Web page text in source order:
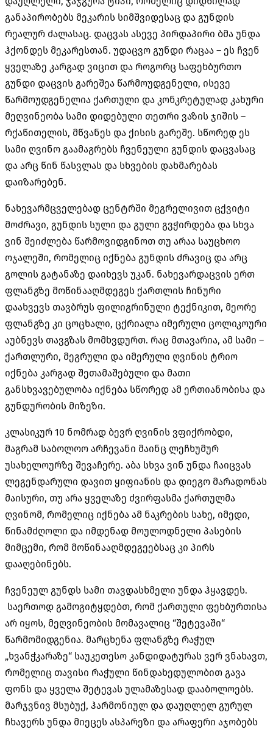
განაპირობებს მეკარის სიმშვიდესაც და გუნდის
რეალურ ძალასაც. დაცვას ასევე პირდაპირი ბმა უნდა
ჰქონდეს მეკარესთან. უდაცვო გუნდი რაცაა – ეს ჩვენ
ყველაზე კარგად ვიცით და როგორც საფეხბურთო
გუნდი დაცვის გარეშეა წარმოუდგენელი, ისევე
წარმოუდგენელია ქართული და კონკრეტულად კახური
მეღვინეობა სამი დიდებული თეთრი ვაზის ჯიშის –
რქაწითელის, მწვანეს და ქისის გარეშე. სწორედ ეს
სამი ღვინო გაამაგრებს ჩვენეული გუნდის დაცვასაც
და არც წინ წასვლას და სხვების დახმარებას
დაიზარებენ.
ნახევარმცველებად ცენტრში მეგრელივით ცქვიტი
მოძრავი, გუნდის სული და გული გვჭირდება და სხვა
ვინ შეიძლება წარმოვიდგინოთ თუ არაა საუცხოო
ოჯალეში, რომელიც იქნება გუნდის ძრავიც და არც
გოლის გატანაზე დაიხევს უკან. ნახევარდაცვის ერთ
ფლანგზე მოწინააღმდეგეს ქართლის ჩინური
დაახვევს თავბრუს ფილიგრინული ტექნიკით, მეორე
ფლანგზე კი ცოცხალი, ცქრიალა იმერული ცოლიკოური
აუბნევს თავგზას მომხვდურთ. რაც მთავარია, ამ სამი –
ქართლური, მეგრული და იმერული ღვინის ტრიო
იქნება კარგად შეთამაშებული და მათი
განსხვავებულობა იქნება სწორედ ამ ერთიანობისა და
გუნდურობის მიზეზი.
კლასიკურ 10 ნომრად ბევრ ღვინის ვფიქრობდი,
მაგრამ საბოლოო არჩევანი მაინც ლეჩხუმურ
უსახელოურზე შევაჩერე. აბა სხვა ვინ უნდა ჩაიცვას
ლეგენდარული დავით ყიფიანის და დიეგო მარადონას
მაისური, თუ არა ყველაზე ძვირფასმა ქართულმა
ღვინომ, რომელიც იქნება ამ ნაკრების სახე, იმედი,
წინამძღოლი და იმდენად მოულოდნელი პასების
მიმცემი, რომ მოწინააღმდეგეებსაც კი პირს
დააღებინებს.
ჩვენეულ გუნდს სამი თავდასხმელი უნდა ჰყავდეს.
საერთოდ გამოგიტყდებთ, რომ ქართული ფეხბურთისა
არ იყოს, მეღვინეობის მომავალიც “შეტევაში“
წარმომიდგენია. მარცხენა ფლანგზე რაჭულ
„ხვანჭკარაზე“ საუკეთესო კანდიდატურას ვერ ვნახავთ,
რომელიც თავისი რაჭული წინდახედულობით გავა
ფონს და ყველა შეტევას ულამაზესად დააბოლოებს.
მარჯვნივ მსუბუქ, ჰარმონიულ და დაუღლელ გურულ
ჩხავერს უნდა მიეცეს ასპარეზი და არაფერი აჯობებს